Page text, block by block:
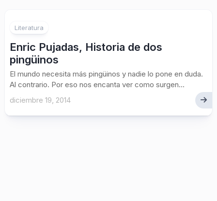
Literatura
Enric Pujadas, Historia de dos
pingüinos
El mundo necesita más pingüinos y nadie lo pone en duda.
Al contrario. Por eso nos encanta ver como surgen...
diciembre 19, 2014